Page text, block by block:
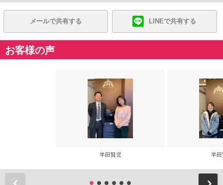
メールで共有する LINEで共有する
お客様の声
半田賢児 半田